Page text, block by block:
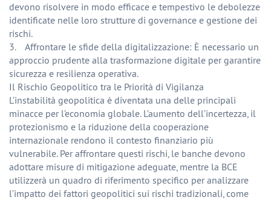
devono risolvere in modo efficace e tempestivo le debolezze
identificate nelle loro strutture di governance e gestione dei
rischi.
3. Affrontare le sfide della digitalizzazione: È necessario un
approccio prudente alla trasformazione digitale per garantire
sicurezza e resilienza operativa.
Il Rischio Geopolitico tra le Priorità di Vigilanza
L’instabilità geopolitica è diventata una delle principali
minacce per l’economia globale. L’aumento dell’incertezza, il
protezionismo e la riduzione della cooperazione
internazionale rendono il contesto finanziario più
vulnerabile. Per affrontare questi rischi, le banche devono
adottare misure di mitigazione adeguate, mentre la BCE
utilizzerà un quadro di riferimento specifico per analizzare
l’impatto dei fattori geopolitici sui rischi tradizionali, come